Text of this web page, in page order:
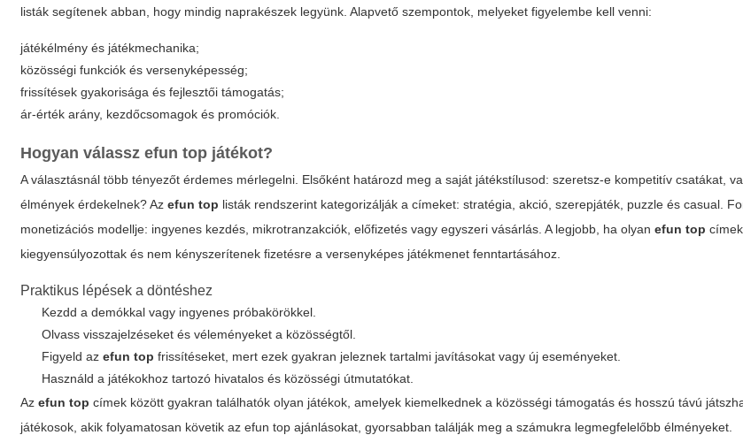
listák segítenek abban, hogy mindig naprakészek legyünk. Alapvető szempontok, melyeket figyelembe kell venni:
játékélmény és játékmechanika;
közösségi funkciók és versenyképesség;
frissítések gyakorisága és fejlesztői támogatás;
ár-érték arány, kezdőcsomagok és promóciók.
Hogyan válasszefun top játékot?
A választásnál több tényezőt érdemes mérlegelni. Elsőként határozd meg a saját játékstílusod: szeretsz-e kompetitív csatákat,
élmények érdekelnek? Azefun top listák rendszerint kategorizálják a címeket: stratégia, akció, szerepjáték, puzzle és casual.
monetizációs modellje: ingyenes kezdés, mikrotranzakciók, előfizetés vagy egyszeri vásárlás. A legjobb, ha olyanefun top
kiegyensúlyozottak és nem kényszerítenek fizetésre a versenyképes játékmenet fenntartásához.
Praktikus lépések a döntéshez
Kezdd a demókkal vagy ingyenes próbakörökkel.
Olvass visszajelzéseket és véleményeket a közösségtől.
Figyeld azefun top frissítéseket, mert ezek gyakran jeleznek tartalmi javításokat vagy új eseményeket.
Használd a játékokhoz tartozó hivatalos és közösségi útmutatókat.
Azefun top címek között gyakran találhatók olyan játékok, amelyek kiemelkednek a közösségi támogatás és hosszú távú
játékosok, akik folyamatosan követik azefun top ajánlásokat, gyorsabban találják meg a számukra legmegfelelőbb élményeket.